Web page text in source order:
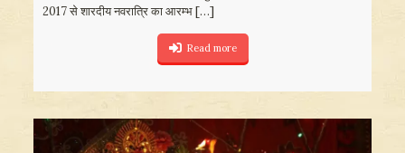
2017 से शारदीय नवरात्रि का आरम्भ[…]
Read more